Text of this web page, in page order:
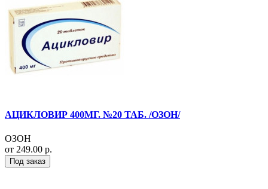
АЦИКЛОВИР 400МГ. №20 ТАБ. /ОЗОН/
ОЗОН
от 249.00 р.
Под заказ